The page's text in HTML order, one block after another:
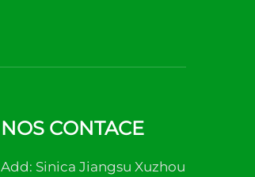
NOS CONTACE
Add: Sinica Jiangsu Xuzhou